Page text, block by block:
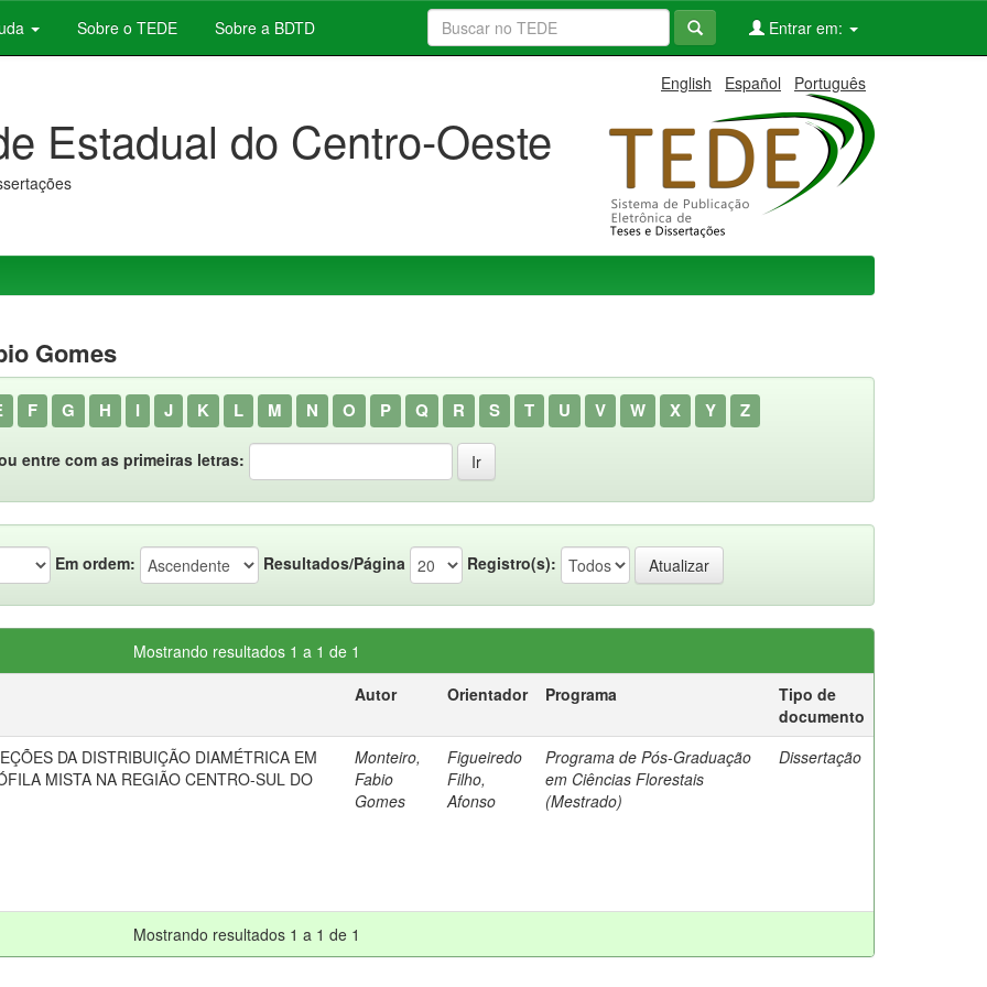
Sobre o TEDE Sobre a BDTD Entrar em:
English Español Português
Estadual do Centro-Oeste
Gomes
F G H I J K L M N O P Q R S T U V W X Y Z
entre com as primeiras letras:
Em ordem: Resultados/Página Registro(s):
Mostrando resultados 1 a 1 de 1
Autor Orientador Programa
Tipo de
documento
DA DISTRIBUIÇÃO DIAMÉTRICA EM
MISTA NA REGIÃO CENTRO-SUL DO
Monteiro,
Fabio
Gomes
Figueiredo
Filho,
Afonso
Programa de Pós-Graduação
em Ciências Florestais
(Mestrado)
Dissertação
Mostrando resultados 1 a 1 de 1